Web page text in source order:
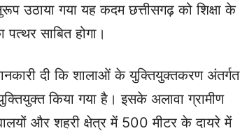
उठाया गया यह कदम छत्तीसगढ़ को शिक्षा के
साबित होगा।
दी कि शालाओं के युक्तियुक्तकरण अंतर्गत
किया गया है। इसके अलावा ग्रामीण
और शहरी क्षेत्र में 500 मीटर के दायरे में